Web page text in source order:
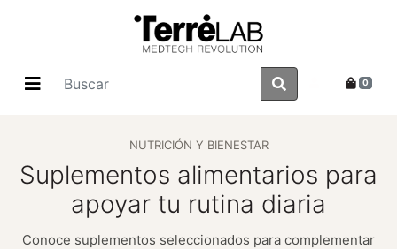
0
NUTRICIÓN Y BIENESTAR
Suplementos alimentarios para
apoyar tu rutina diaria
Conoce suplementos seleccionados para complementar